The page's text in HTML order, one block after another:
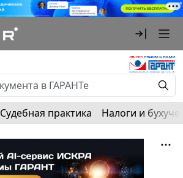
Судебная практика Налоги и